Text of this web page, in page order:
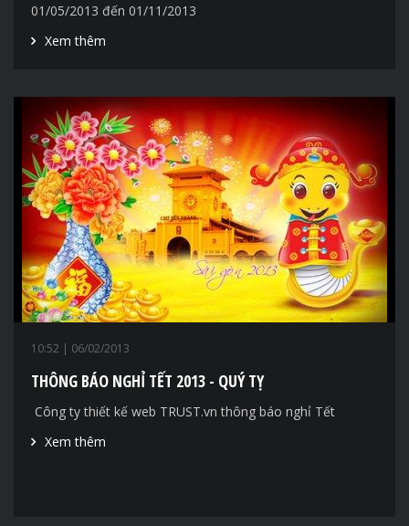
01/05/2013 đến 01/11/2013
Xem thêm
10:52 | 06/02/2013
THÔNG BÁO NGHỈ TẾT 2013 - QUÝ TỴ
Công ty thiết kế web TRUST.vn thông báo nghỉ Tết
Xem thêm